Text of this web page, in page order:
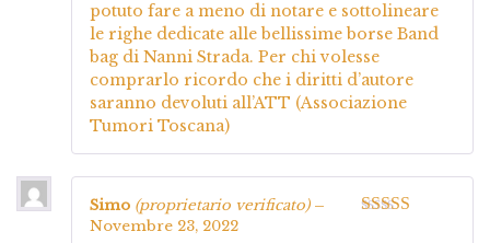
potuto fare a meno di notare e sottolineare
le righe dedicate alle bellissime borse Band
bag di Nanni Strada. Per chi volesse
comprarlo ricordo che i diritti d’autore
saranno devoluti all’ATT (Associazione
Tumori Toscana)
Simo (proprietario verificato) –
Novembre 23, 2022